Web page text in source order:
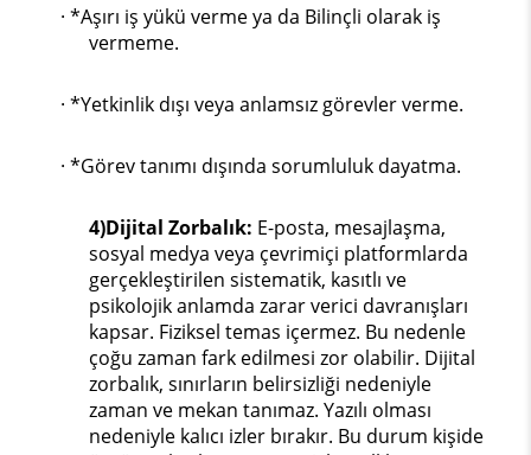
· *Aşırı iş yükü verme ya da Bilinçli olarak iş
vermeme.
· *Yetkinlik dışı veya anlamsız görevler verme.
· *Görev tanımı dışında sorumluluk dayatma.
4)Dijital Zorbalık: E-posta, mesajlaşma,
sosyal medya veya çevrimiçi platformlarda
gerçekleştirilen sistematik, kasıtlı ve
psikolojik anlamda zarar verici davranışları
kapsar. Fiziksel temas içermez. Bu nedenle
çoğu zaman fark edilmesi zor olabilir. Dijital
zorbalık, sınırların belirsizliği nedeniyle
zaman ve mekan tanımaz. Yazılı olması
nedeniyle kalıcı izler bırakır. Bu durum kişide